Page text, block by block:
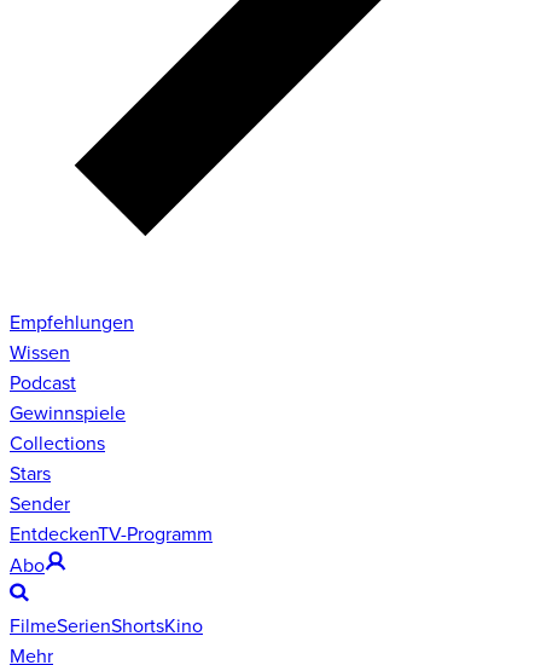
Empfehlungen
Wissen
Podcast
Gewinnspiele
Collections
Stars
Sender
EntdeckenTV-Programm
Abo
FilmeSerienShortsKino
Mehr